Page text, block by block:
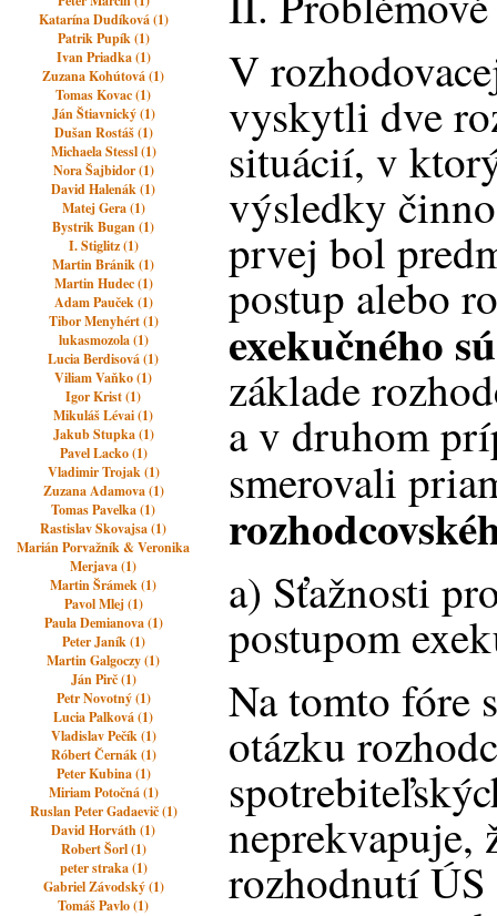
Katarína Dudíková (1)
Patrik Pupík (1)
Ivan Priadka (1)
Zuzana Kohútová (1)
Tomas Kovac (1)
Ján Štiavnický (1)
Dušan Rostáš (1)
Michaela Stessl (1)
Nora Šajbidor (1)
David Halenák (1)
Matej Gera (1)
Bystrik Bugan (1)
I. Stiglitz (1)
Martin Bránik (1)
Martin Hudec (1)
Adam Pauček (1)
Tibor Menyhért (1)
lukasmozola (1)
Lucia Berdisová (1)
Viliam Vaňko (1)
Igor Krist (1)
Mikuláš Lévai (1)
Jakub Stupka (1)
Pavel Lacko (1)
Vladimir Trojak (1)
Zuzana Adamova (1)
Tomas Pavelka (1)
Rastislav Skovajsa (1)
Marián Porvažník & Veronika
Merjava (1)
Martin Šrámek (1)
Pavol Mlej (1)
Paula Demianova (1)
Peter Janík (1)
Martin Galgoczy (1)
Ján Pirč (1)
Petr Novotný (1)
Lucia Palková (1)
Vladislav Pečík (1)
Róbert Černák (1)
Peter Kubina (1)
Miriam Potočná (1)
Ruslan Peter Gadaevič (1)
David Horváth (1)
Robert Šorl (1)
peter straka (1)
Gabriel Závodský (1)
Tomáš Pavlo (1)
V
vyskytli dve
situácií, v
výsledky
prvej bol
postup alebo
exekučného
základe
a v druhom
smerovali
a) Sťažnosti
postupom
Na tomto fóre
otázku
neprekvapuje,
rozhodnutí